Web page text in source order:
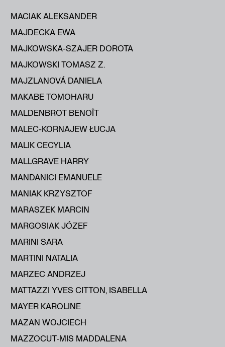
MACIAK ALEKSANDER
MAJDECKA EWA
MAJKOWSKA-SZAJER DOROTA
MAJKOWSKI TOMASZ Z.
MAJZLANOVÁ DANIELA
MAKABE TOMOHARU
MALDENBROT BENOÎT
MALEC-KORNAJEW ŁUCJA
MALIK CECYLIA
MALLGRAVE HARRY
MANDANICI EMANUELE
MANIAK KRZYSZTOF
MARASZEK MARCIN
MARGOSIAK JÓZEF
MARINI SARA
MARTINI NATALIA
MARZEC ANDRZEJ
MATTAZZI YVES CITTON, ISABELLA
MAYER KAROLINE
MAZAN WOJCIECH
MAZZOCUT‑MIS MADDALENA